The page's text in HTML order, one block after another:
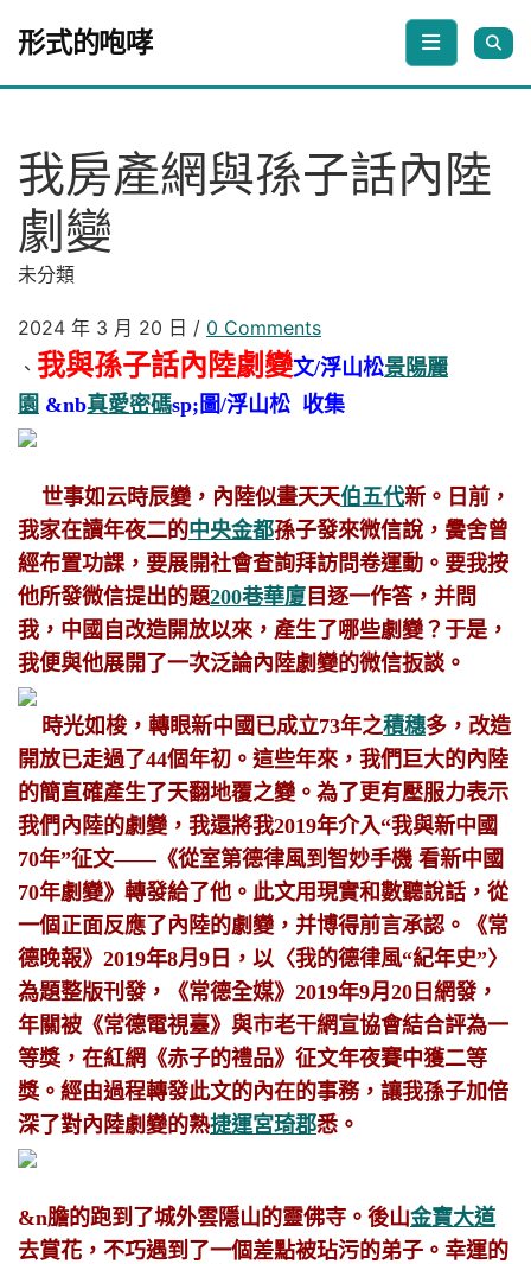
形式的咆哮
我房產網與孫子話內陸
劇變
未分類
2024 年 3 月 20 日 / 0 Comments
、 我與孫子話內陸劇變文/浮山松景陽麗
園 &nb真愛密碼sp;圖/浮山松 收集
世事如云時辰變，內陸似畫天天伯五代新。日前，
我家在讀年夜二的中央金都孫子發來微信說，黌舍曾
經布置功課，要展開社會查詢拜訪問卷運動。要我按
他所發微信提出的題200巷華廈 目逐一作答，并問
我，中國自改造開放以來，產生了哪些劇變？于是，
我便與他展開了一次泛論內陸劇變的微信扳談。
時光如梭，轉眼新中國已成立73年之積穗多，改造
開放已走過了44個年初。這些年來，我們巨大的內陸
的簡直確產生了天翻地覆之變。為了更有壓服力表示
我們內陸的劇變，我還將我2019年介入“我與新中國
70年”征文——《從室第德律風到智妙手機 看新中國
70年劇變》轉發給了他。此文用現實和數聽說話，從
一個正面反應了內陸的劇變，并博得前言承認。《常
德晚報》2019年8月9日，以〈我的德律風“紀年史”〉
為題整版刊發，《常德全媒》2019年9月20日網發，
年關被《常德電視臺》與市老干網宣協會結合評為一
等獎，在紅網《赤子的禮品》征文年夜賽中獲二等
獎。經由過程轉發此文的內在的事務，讓我孫子加倍
深了對內陸劇變的熟捷運宮琦郡悉。
&n膽的跑到了城外雲隱山的靈佛寺。後山金寶大道
去賞花，不巧遇到了一個差點被玷污的弟子。幸運的